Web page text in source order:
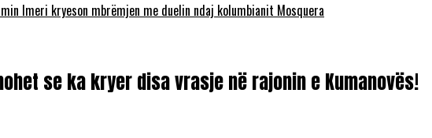
Imeri kryeson mbrëmjen me duelin ndaj kolumbianit Mosquera
se ka kryer disa vrasje në rajonin e Kumanovës!